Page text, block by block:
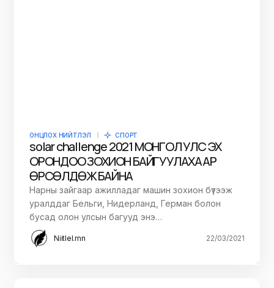
ОНЦЛОХ НИЙТЛЭЛ СПОРТ
solar challenge 2021 МОНГОЛ УЛС ЭХ
ОРОНДОО ЗОХИОН БАЙГУУЛАХААР
ӨРСӨЛДӨЖ БАЙНА
Нарны зайгаар ажилладаг машин зохион бүтээж
уралддаг Бельги, Нидерланд, Герман болон
бусад олон улсын багууд энэ…
Niitlel.mn 22/03/2021